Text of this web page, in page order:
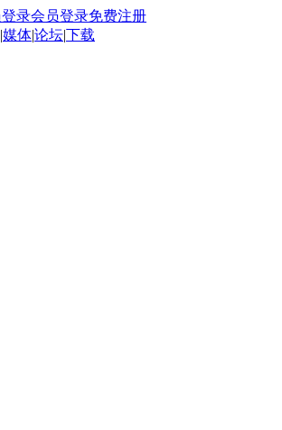
会员登录免费注册
|媒体|论坛|下载